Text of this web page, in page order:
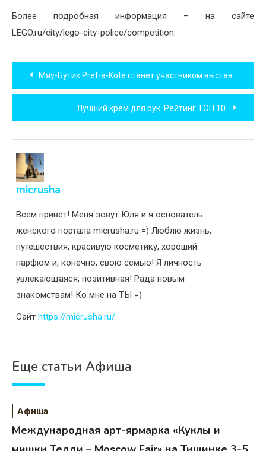
Более подробная информация – на сайте
LEGO.ru/city/lego-city-police/competition.
Навигация
по
записям
Мяу-Бутик Pret-a-Kote станет участником выставки «Атмосфера творчества»
Лучший крем для рук. Рейтинг ТОП 10.
micrusha
Всем привет! Меня зовут Юля и я основатель
женского портала micrusha.ru =) Люблю жизнь,
путешествия, красивую косметику, хороший
парфюм и, конечно, свою семью! Я личность
увлекающаяся, позитивная! Рада новым
знакомствам! Ко мне на ТЫ =)
Сайт https://micrusha.ru/
Еще статьи Афиша
Афиша
Международная арт-ярмарка «Куклы и